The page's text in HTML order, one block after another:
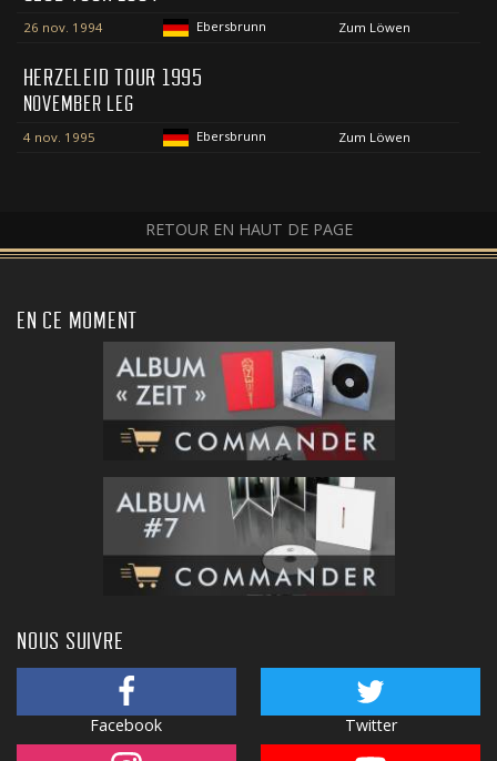
26 nov. 1994 Ebersbrunn Zum Löwen
HERZELEID TOUR 1995
NOVEMBER LEG
4 nov. 1995 Ebersbrunn Zum Löwen
RETOUR EN HAUT DE PAGE
EN CE MOMENT
NOUS SUIVRE
Facebook Twitter